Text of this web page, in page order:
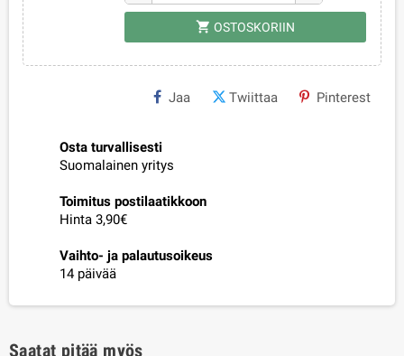
shopping_cart OSTOSKORIIN
Jaa Twiittaa Pinterest
Osta turvallisesti
Suomalainen yritys
Toimitus postilaatikkoon
Hinta 3,90€
Vaihto- ja palautusoikeus
14 päivää
Saatat pitää myös